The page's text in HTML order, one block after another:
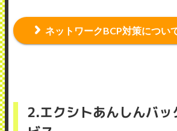
ネットワークBCP対策につい
2.エクシトあんしんバッ